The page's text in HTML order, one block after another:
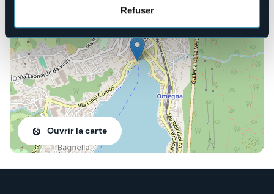
Refuser
Ouvrir la carte